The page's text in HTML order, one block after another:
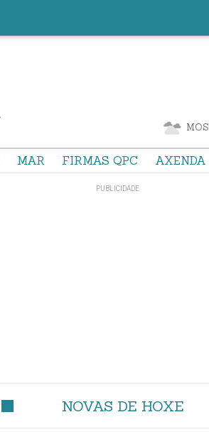
MOS
MAR FIRMAS QPC AXENDA
NOVAS DE HOXE